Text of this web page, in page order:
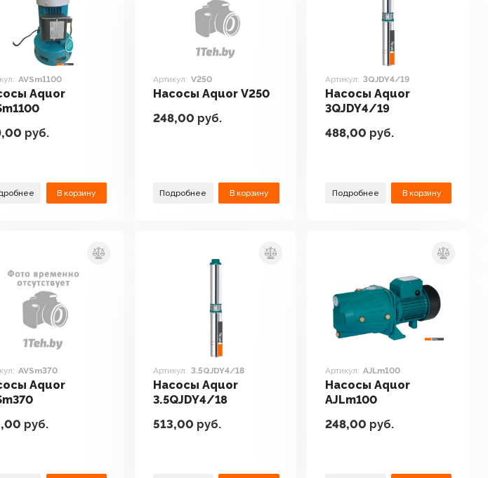
AVSm1100
Aquor
руб.
В корзину
Артикул: V250
Насосы Aquor V250
248,00 руб.
Подробнее В корзину
Артикул: 3QJDY4/19
Насосы Aquor
3QJDY4/19
488,00 руб.
Подробнее В корзину
AVSm370
Aquor
руб.
Артикул: 3.5QJDY4/18
Насосы Aquor
3.5QJDY4/18
513,00 руб.
Артикул: AJLm100
Насосы Aquor
AJLm100
248,00 руб.